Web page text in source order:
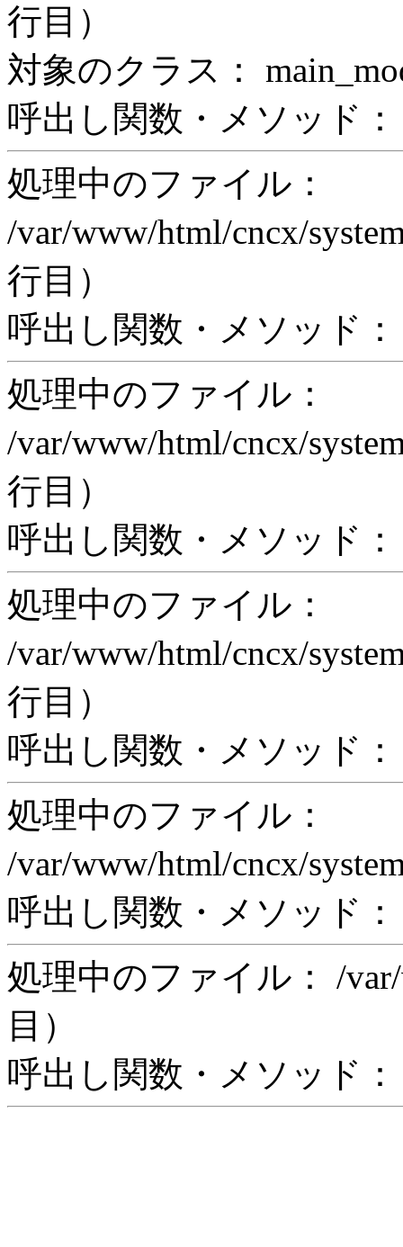
行目）
対象のクラス：
呼出し関数・メソッド：
処理中のファイル：
/var/www/html/cncx/
行目）
呼出し関数・メソッド：
処理中のファイル：
/var/www/html/cncx/
行目）
呼出し関数・メソッド：
処理中のファイル：
/var/www/html/cncx/
行目）
呼出し関数・メソッド：
処理中のファイル：
/var/www/html/cncx/
呼出し関数・メソッド：
処理中のファイル： /
目）
呼出し関数・メソッド：